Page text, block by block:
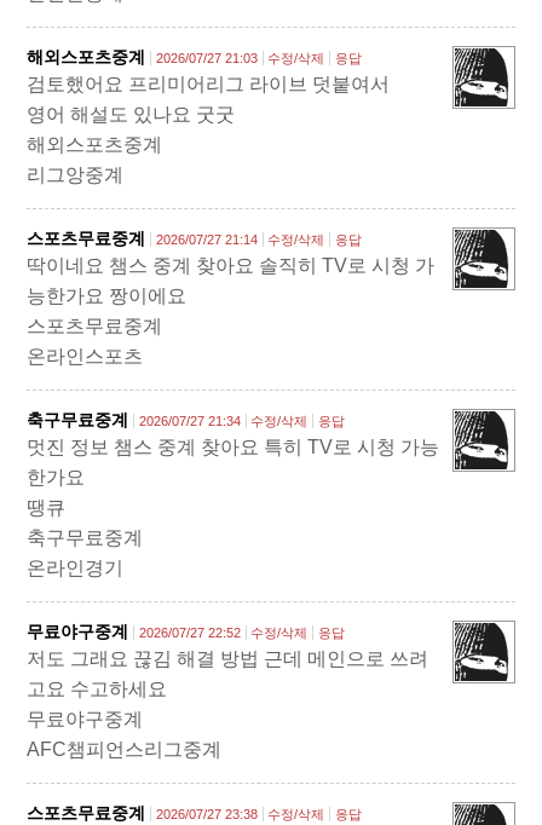
해외스포츠중계 2026/07/27 21:03 수정/삭제 응답
검토했어요 프리미어리그 라이브 덧붙여서
영어 해설도 있나요 굿굿
해외스포츠중계
리그앙중계
스포츠무료중계 2026/07/27 21:14 수정/삭제 응답
딱이네요 챔스 중계 찾아요 솔직히 TV로 시청 가
능한가요 짱이에요
스포츠무료중계
온라인스포츠
축구무료중계 2026/07/27 21:34 수정/삭제 응답
멋진 정보 챔스 중계 찾아요 특히 TV로 시청 가능
한가요
땡큐
축구무료중계
온라인경기
무료야구중계 2026/07/27 22:52 수정/삭제 응답
저도 그래요 끊김 해결 방법 근데 메인으로 쓰려
고요 수고하세요
무료야구중계
AFC챔피언스리그중계
스포츠무료중계 2026/07/27 23:38 수정/삭제 응답